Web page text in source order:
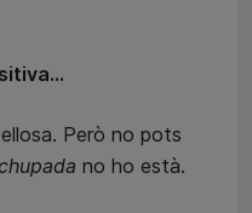
Però no pots
no ho està.